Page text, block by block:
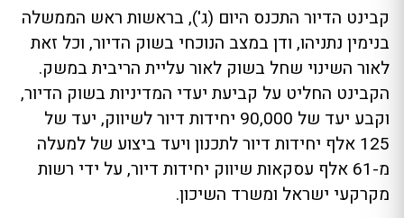
קבינט הדיור התכנס היום (ג'), בראשות ראש הממשלה
בנימין נתניהו, ודן במצב הנוכחי בשוק הדיור, וכל זאת
לאור השינוי שחל בשוק לאור עליית הריבית במשק.
הקבינט החליט על קביעת יעדי המדיניות בשוק הדיור,
וקבע יעד של 90,000 יחידות דיור לשיווק, יעד של
125 אלף יחידות דיור לתכנון ויעד ביצוע של למעלה
מ-61 אלף עסקאות שיווק יחידות דיור, על ידי רשות
מקרקעי ישראל ומשרד השיכון.